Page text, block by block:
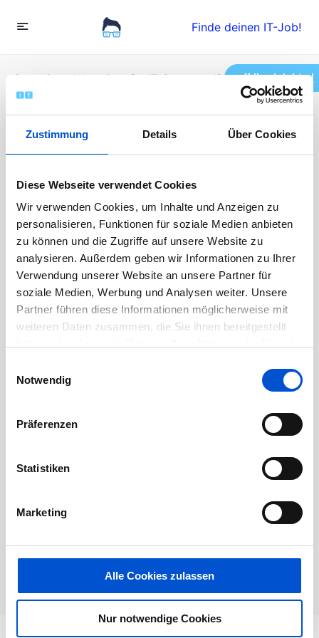
Zustimmung Details Über Cookies
Diese Webseite verwendet Cookies
Wir verwenden Cookies, um Inhalte und Anzeigen zu
personalisieren, Funktionen für soziale Medien anbieten
zu können und die Zugriffe auf unsere Website zu
analysieren. Außerdem geben wir Informationen zu Ihrer
Verwendung unserer Website an unsere Partner für
soziale Medien, Werbung und Analysen weiter. Unsere
Partner führen diese Informationen möglicherweise mit
weiteren Daten zusammen, die Sie ihnen bereitgestellt
Notwendig
Präferenzen
Statistiken
Marketing
Alle Cookies zulassen
Nur notwendige Cookies
Finde deinen IT-Job!
Startseite Jobs Creative IT-Supporter*in (m/w/d)
Creative IT-Supporter*in
Vollzeit
Veröffentlicht vor 3 Jahren
30.000 - 45000 EUR / Jahr
Die Bewerbungen sind abgeschlossen
Ihr Job hier!
Dieses Jobangebot ist abgelaufen.